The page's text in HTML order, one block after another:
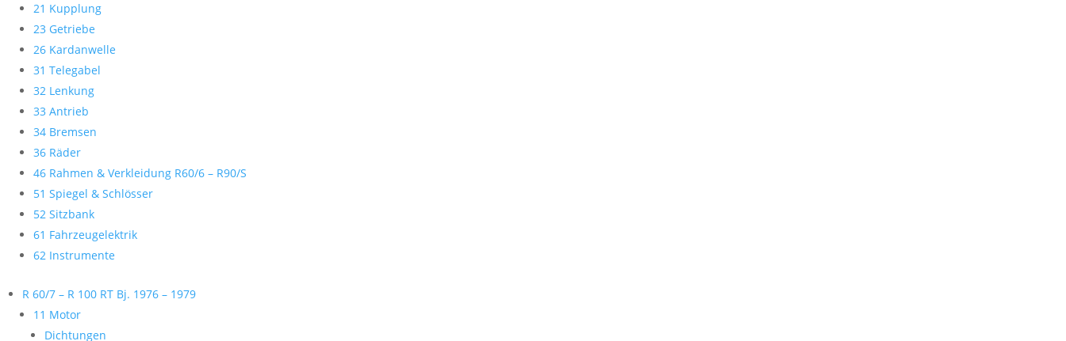
21 Kupplung
23 Getriebe
26 Kardanwelle
31 Telegabel
32 Lenkung
33 Antrieb
34 Bremsen
36 Räder
46 Rahmen & Verkleidung R60/6 – R90/S
51 Spiegel & Schlösser
52 Sitzbank
61 Fahrzeugelektrik
62 Instrumente
R 60/7 – R 100 RT Bj. 1976 – 1979
11 Motor
Dichtungen